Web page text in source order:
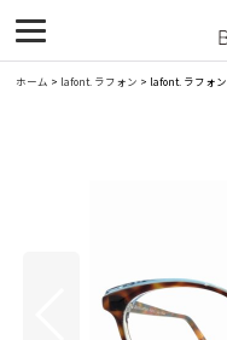
ホーム > lafont. ラフォン > lafont. ラフォン